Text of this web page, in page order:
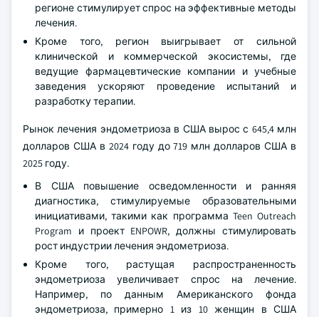
регионе стимулирует спрос на эффективные методы
лечения.
Кроме того, регион выигрывает от сильной
клинической и коммерческой экосистемы, где
ведущие фармацевтические компании и учебные
заведения ускоряют проведение испытаний и
разработку терапии.
Рынок лечения эндометриоза в США вырос с 645,4 млн
долларов США в 2024 году до 719 млн долларов США в
2025 году.
В США повышение осведомленности и ранняя
диагностика, стимулируемые образовательными
инициативами, такими как программа Teen Outreach
Program и проект ENPOWR, должны стимулировать
рост индустрии лечения эндометриоза.
Кроме того, растущая распространенность
эндометриоза увеличивает спрос на лечение.
Например, по данным Американского фонда
эндометриоза, примерно 1 из 10 женщин в США